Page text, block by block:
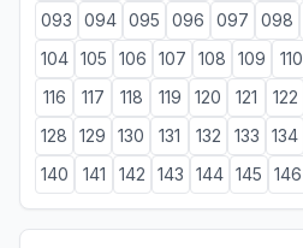
093
094 095 096 097 098
104 105 106 107 108 109 110
116
117 118 119 120 121 122
128
129 130 131 132 133 134
140
141 142 143 144 145 146